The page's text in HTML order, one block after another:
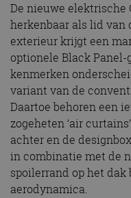
De nieuwe
herkenbaar als lid
exterieur krijgt een
optionele Black
kenmerken
variant van de
Daartoe behoren een
zogeheten ‘air
achter en de
in combinatie met de
spoilerrand op het
aerodynamica.